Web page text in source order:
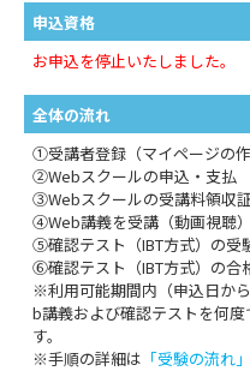
申込資格
お申込を停止いたしました。
全体の流れ
①受講者登録（マイページの作
②Webスクールの申込・支払
③Webスクールの受講料領収
④Web講義を受講（動画視聴）
⑤確認テスト（IBT方式）の受
⑥確認テスト（IBT方式）の合
※利用可能期間内（申込日か
b講義および確認テストを何
す。
※手順の詳細は 「受験の流れ」